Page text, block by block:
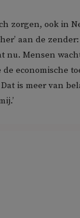
zorgen, ook in
aan de zender:
nu. Mensen
economische
is meer van